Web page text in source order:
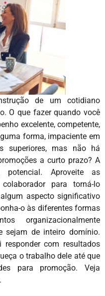
de um cotidiano
O que fazer quando você
excelente, competente,
forma, impaciente em
superiores, mas não há
a curto prazo? A
potencial. Aproveite as
para torná-lo
aspecto significativo
o às diferentes formas
organizacionalmente
sejam de inteiro domínio.
responder com resultados
o trabalho dele até que
para promoção. Veja